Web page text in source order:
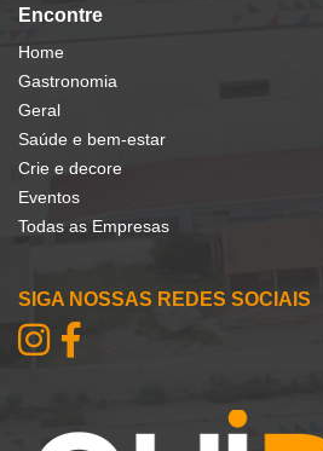
Encontre
Home
Gastronomia
Geral
Saúde e bem-estar
Crie e decore
Eventos
Todas as Empresas
SIGA NOSSAS REDES SOCIAIS